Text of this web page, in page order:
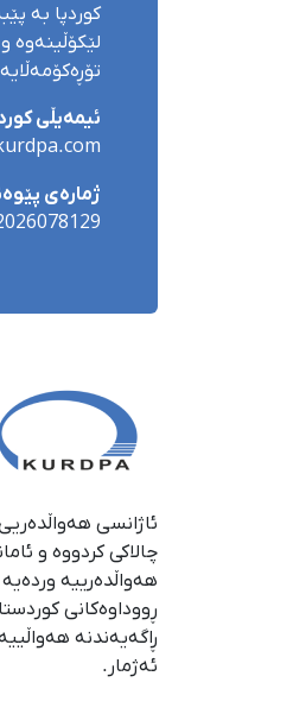
کوردپا بە
لێکۆڵینەوە
ئیمەیڵی
ژمارەی
چالاکی کردووە و
هەواڵدەرییە
ڕووداوەكانی
ڕاگەیەندنە
ئەژمار.